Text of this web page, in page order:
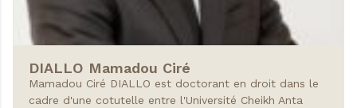
DIALLO Mamadou Ciré
Mamadou Ciré DIALLO est doctorant en droit dans le
cadre d'une cotutelle entre l'Université Cheikh Anta